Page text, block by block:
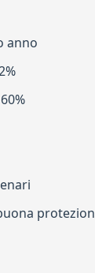
anno